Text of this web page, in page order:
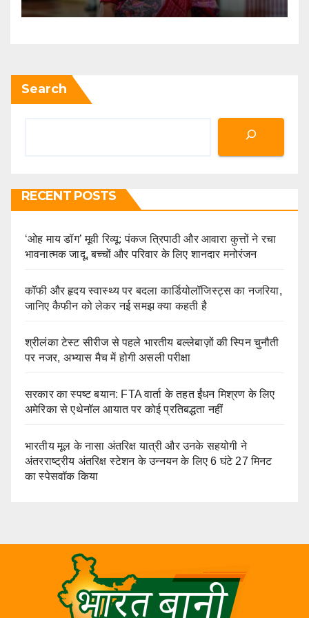
Search
RECENT POSTS
‘ओह माय डॉग’ मूवी रिव्यू: पंकज त्रिपाठी और आवारा कुत्तों ने रचा
भावनात्मक जादू, बच्चों और परिवार के लिए शानदार मनोरंजन
कॉफी और हृदय स्वास्थ्य पर बदला कार्डियोलॉजिस्ट्स का नजरिया,
जानिए कैफीन को लेकर नई समझ क्या कहती है
श्रीलंका टेस्ट सीरीज से पहले भारतीय बल्लेबाज़ों की स्पिन चुनौती
पर नजर, अभ्यास मैच में होगी असली परीक्षा
सरकार का स्पष्ट बयान: FTA वार्ता के तहत ईंधन मिश्रण के लिए
अमेरिका से एथेनॉल आयात पर कोई प्रतिबद्धता नहीं
भारतीय मूल के नासा अंतरिक्ष यात्री और उनके सहयोगी ने
अंतरराष्ट्रीय अंतरिक्ष स्टेशन के उन्नयन के लिए 6 घंटे 27 मिनट
का स्पेसवॉक किया